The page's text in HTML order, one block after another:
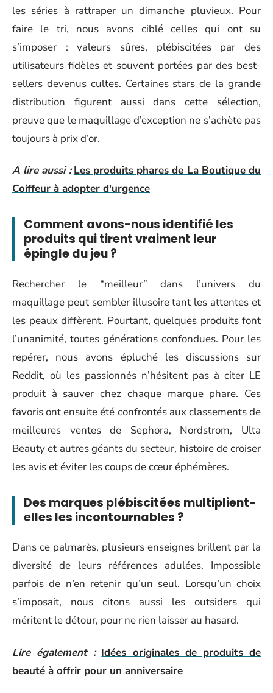
les séries à rattraper un dimanche pluvieux. Pour
faire le tri, nous avons ciblé celles qui ont su
s’imposer : valeurs sûres, plébiscitées par des
utilisateurs fidèles et souvent portées par des best-
sellers devenus cultes. Certaines stars de la grande
distribution figurent aussi dans cette sélection,
preuve que le maquillage d’exception ne s’achète pas
toujours à prix d’or.
A lire aussi : Les produits phares de La Boutique du
Coiffeur à adopter d'urgence
Comment avons-nous identifié les
produits qui tirent vraiment leur
épingle du jeu ?
Rechercher le “meilleur” dans l’univers du
maquillage peut sembler illusoire tant les attentes et
les peaux diffèrent. Pourtant, quelques produits font
l’unanimité, toutes générations confondues. Pour les
repérer, nous avons épluché les discussions sur
Reddit, où les passionnés n’hésitent pas à citer LE
produit à sauver chez chaque marque phare. Ces
favoris ont ensuite été confrontés aux classements de
meilleures ventes de Sephora, Nordstrom, Ulta
Beauty et autres géants du secteur, histoire de croiser
les avis et éviter les coups de cœur éphémères.
Des marques plébiscitées multiplient-
elles les incontournables ?
Dans ce palmarès, plusieurs enseignes brillent par la
diversité de leurs références adulées. Impossible
parfois de n’en retenir qu’un seul. Lorsqu’un choix
s’imposait, nous citons aussi les outsiders qui
méritent le détour, pour ne rien laisser au hasard.
Lire également : Idées originales de produits de
beauté à offrir pour un anniversaire